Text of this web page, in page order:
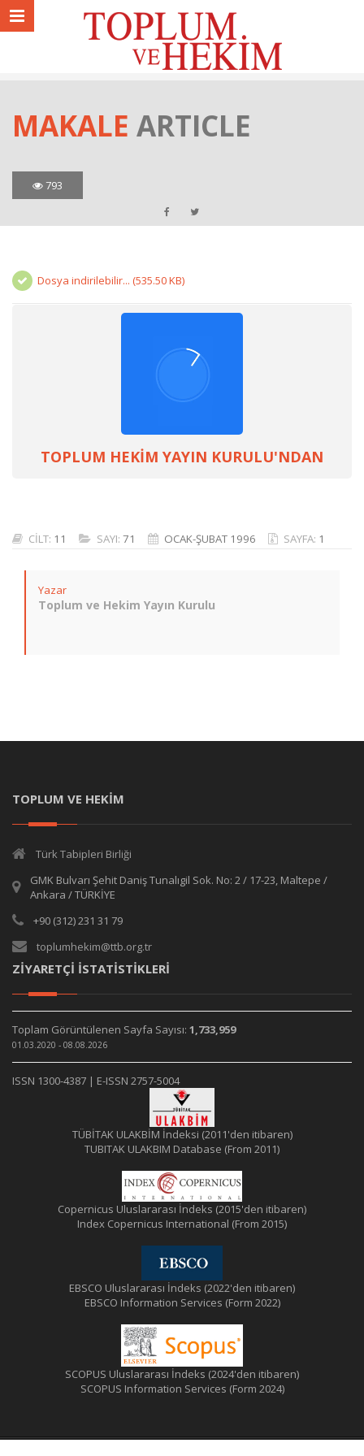
MAKALE ARTICLE
793
Dosya indirilebilir... (535.50 KB)
TOPLUM HEKİM YAYIN KURULU'NDAN
CİLT: 11 SAYI: 71 OCAK-ŞUBAT 1996 SAYFA: 1
Yazar
Toplum ve Hekim Yayın Kurulu
TOPLUM VE HEKİM
Türk Tabipleri Birliği
GMK Bulvarı Şehit Daniş Tunalıgil Sok. No: 2 / 17-23, Maltepe /
Ankara / TÜRKİYE
+90 (312) 231 31 79
toplumhekim@ttb.org.tr
ZİYARETÇİ İSTATİSTİKLERİ
Toplam Görüntülenen Sayfa Sayısı: 1,733,959
01.03.2020 - 08.08.2026
ISSN 1300-4387 | E-ISSN 2757-5004
TÜBİTAK ULAKBİM İndeksi (2011'den itibaren)
TUBITAK ULAKBIM Database (From 2011)
Copernicus Uluslararası İndeks (2015'den itibaren)
Index Copernicus International (From 2015)
EBSCO Uluslararası İndeks (2022'den itibaren)
EBSCO Information Services (Form 2022)
SCOPUS Uluslararası İndeks (2024'den itibaren)
SCOPUS Information Services (Form 2024)